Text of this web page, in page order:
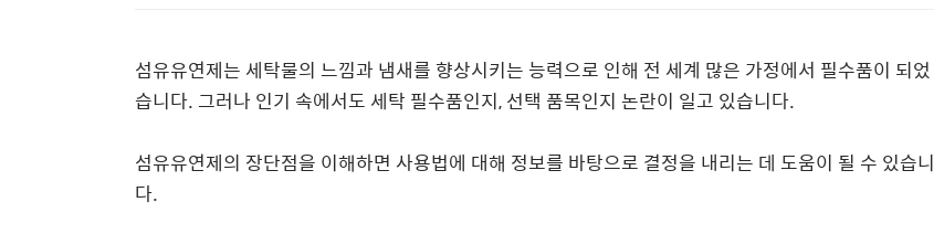
섬유유연제는 세탁물의 느낌과 냄새를 향상시키는 능력으로 인해 전 세계 많은 가정에서 필수품이 되었
습니다. 그러나 인기 속에서도 세탁 필수품인지, 선택 품목인지 논란이 일고 있습니다.
섬유유연제의 장단점을 이해하면 사용법에 대해 정보를 바탕으로 결정을 내리는 데 도움이 될 수 있습니
다.